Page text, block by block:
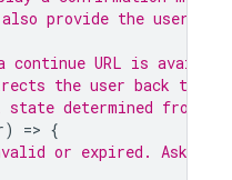
provide the user
continue URL is
the user back to
determined from
) => {
or expired. Ask